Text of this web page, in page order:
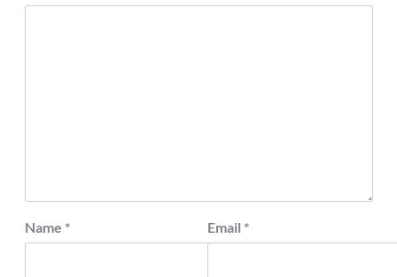
Name * Email *